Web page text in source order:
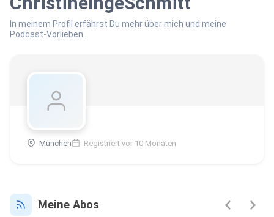
In meinem Profil erfährst Du mehr über mich und meine
Podcast-Vorlieben.
München Registriert vor 10 Monaten
Meine Abos